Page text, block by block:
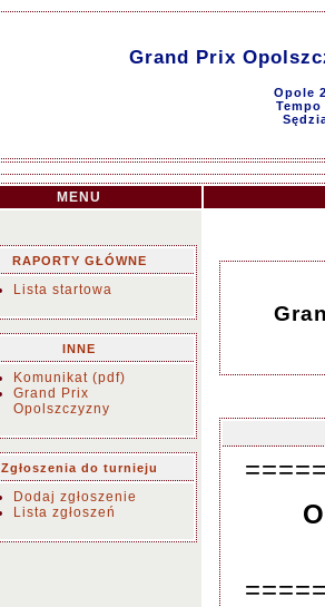
Grand Prix
Opole
MENU
RAPORTY GŁÓWNE
Lista startowa
INNE
Komunikat (pdf)
Grand Prix
Opolszczyzny
Zgłoszenia do turnieju
Dodaj zgłoszenie
Lista zgłoszeń